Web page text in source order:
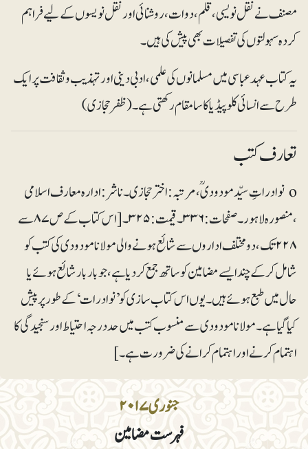
جنوری ۲۰۱۷
فہرست مضامین
مصنف نے نقل نویسی ، قلم، دوات، روشنائی اور نقل نویسوں کے لیے فراہم
کردہ سہولتوں کی تفصیلات بھی پیش کی ہیں۔
یہ کتاب عہد عباسی میں مسلمانوں کی علمی ، ادبی دینی اور تہذیب وثقافت پر ایک
طرح سے انسائی کلو پیڈیا کا سا مقام رکھتی ہے۔ (ظفر حجازی )
تعارف کتب
o نوادراتِ سیّد مودودیؒ، مرتبہ : اختر حجازی۔ ناشر: ادارہ معارف اسلامی
،منصورہ لاہور۔ صفحات: ۳۳۶۔ قیمت: ۳۲۵۔ [اس کتاب کے ص ۸۷ سے
۲۲۸ تک، دو مختلف اداروں سے شائع ہونے والی مولانا مودودی کی کتب کو
شامل کرکے چند ایسے مضامین کو ساتھ جمع کر دیا ہے، جو بار بار شائع ہوئے یا
حال میں طبع ہوئے ہیں۔ یوں اس کتاب سازی کو ’نوادرات‘ کے طور پر پیش
کیا گیا ہے۔ مولانا مودودی سے منسوب کتب میں حددرجہ احتیاط اور سنجیدگی کا
اہتمام کرنے اور اہتمام کرانے کی ضرورت ہے۔ ]